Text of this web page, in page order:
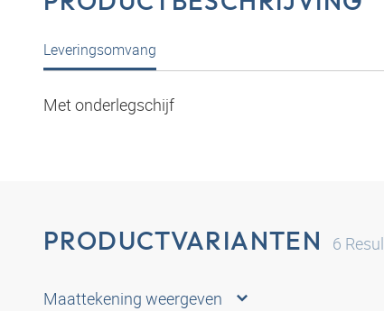
Leveringsomvang
Met onderlegschijf
PRODUCTVARIANTEN 6
Maattekening weergeven